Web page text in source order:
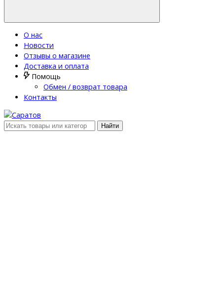
О нас
Новости
Отзывы о магазине
Доставка и оплата
Помощь
Обмен / возврат товара
Контакты
Найти